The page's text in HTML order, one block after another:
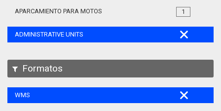
1
APARCAMIENTO PARA MOTOS
ADMINISTRATIVE UNITS
Formatos
WMS